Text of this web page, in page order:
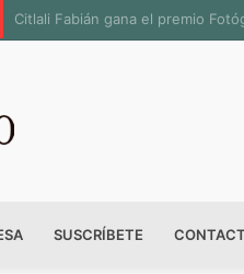
Inauguran sala permanente
SUSCRÍBETE